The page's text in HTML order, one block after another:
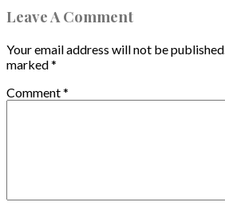
Leave A Comment
Your email address will not be published.
marked*
Comment*